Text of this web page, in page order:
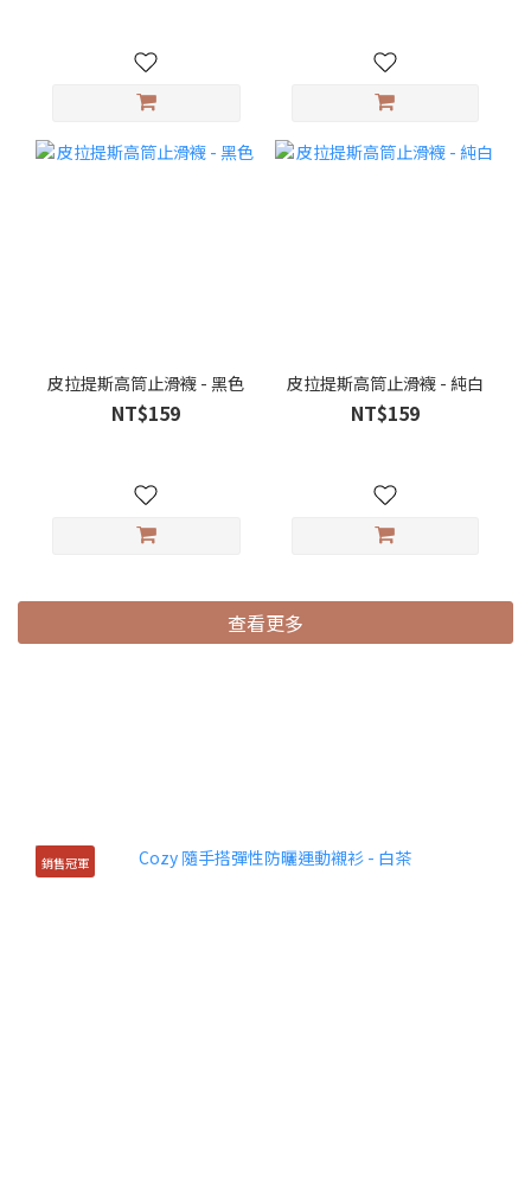
皮拉提斯高筒止滑襪 - 黑色
NT$159
皮拉提斯高筒止滑襪 - 純白
NT$159
查看更多
銷售冠軍